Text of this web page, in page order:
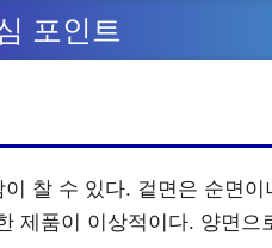
포인트
찰 수 있다. 겉면은 순면
제품이 이상적이다. 양면으